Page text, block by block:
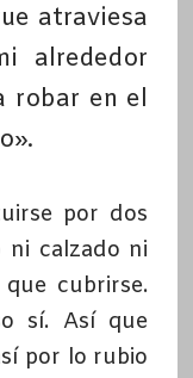
atraviesa
alrededor
robar en el
por dos
ni calzado ni
cubrirse.
sí. Así que
por lo rubio